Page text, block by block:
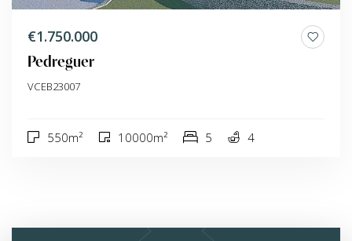
€1.750.000
Pedreguer
VCEB23007
550m² 10000m² 5 4